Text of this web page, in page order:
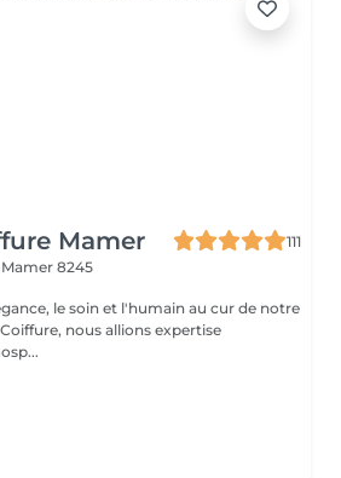
Mamer
111
Mamer 8245
nous allions expertise